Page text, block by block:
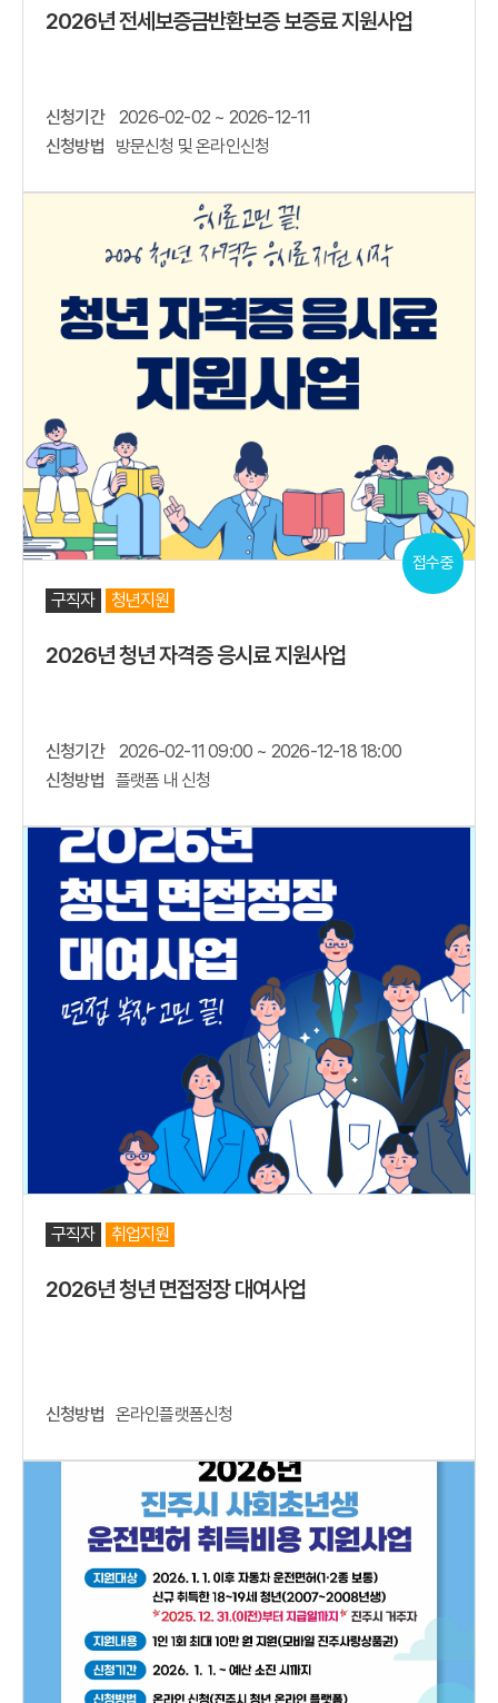
2026년 전세보증금반환보증 보증료 지원사업
신청기간
2026-02-02 ~ 2026-12-11
신청방법
방문신청 및 온라인신청
접수중
구직자 청년지원
2026년 청년 자격증 응시료 지원사업
신청기간
2026-02-11 09:00 ~ 2026-12-18 18:00
신청방법 플랫폼 내 신청
구직자 취업지원
2026년 청년 면접정장 대여사업
신청방법 온라인플랫폼신청